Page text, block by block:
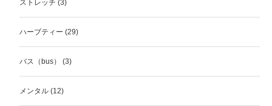
ストレッチ (3)
ハーブティー (29)
バス（bus） (3)
メンタル (12)